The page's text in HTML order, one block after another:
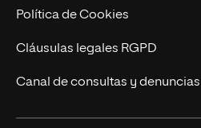
Cursos Universitarios
Actualidad
UNIR Revista
Eventos
Política de Cookies
Cláusulas legales RGPD
Canal de consultas y denuncias